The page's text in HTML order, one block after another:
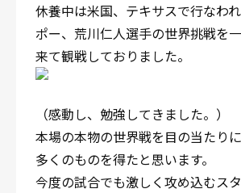
休養中は米国、テキサスで行なわ
ポー、荒川仁人選手の世界挑戦を
来て観戦しておりました。
（感動し、勉強してきました。）
本場の本物の世界戦を目の当たり
多くのものを得たと思います。
今度の試合でも激しく攻め込むス